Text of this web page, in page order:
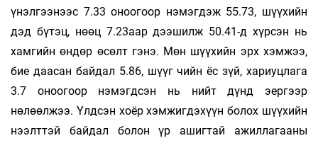
үнэлгээнээс 7.33 оноогоор нэмэгдэж 55.73, шүүхийн
дэд бүтэц, нөөц 7.23аар дээшилж 50.41-д хүрсэн нь
хамгийн өндөр өсөлт гэнэ. Мөн шүүхийн эрх хэмжээ,
бие даасан байдал 5.86, шүүг­ чийн ёс зүй, хариуцлага
3.7 оноогоор нэмэгдсэн нь нийт дүнд эергээр
нөлөөлжээ. Үлдсэн хоёр хэмжигдэхүүн болох шүүхийн
нээлттэй байдал болон үр ашигтай ажиллагааны